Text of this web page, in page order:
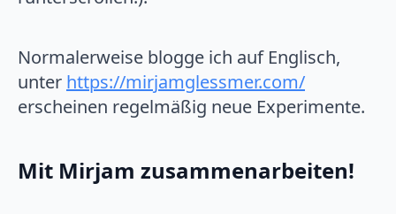
Normalerweise blogge ich auf Englisch,
unter https://mirjamglessmer.com/
erscheinen regelmäßig neue Experimente.
Mit Mirjam zusammenarbeiten!